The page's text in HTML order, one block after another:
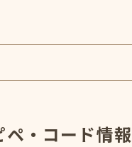
・コード情報